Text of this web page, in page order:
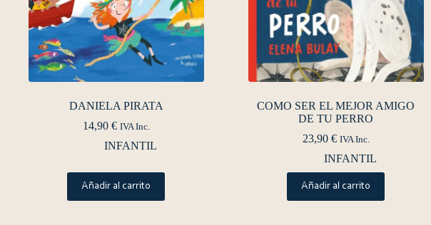
DANIELA PIRATA
14,90 € IVA Inc.
INFANTIL
Añadir al carrito
COMO SER EL MEJOR AMIGO
DE TU PERRO
23,90 € IVA Inc.
INFANTIL
Añadir al carrito